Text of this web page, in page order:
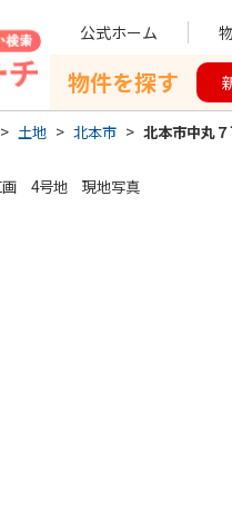
公式ホーム
物件を探す
> 土地 > 北本市 > 北本市中丸